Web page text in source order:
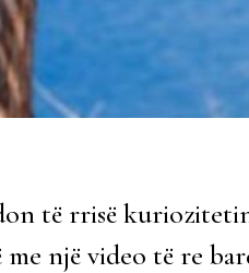
të rrisë
një video të re